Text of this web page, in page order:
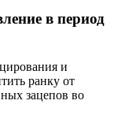
в период
и
ранку от
зацепов во